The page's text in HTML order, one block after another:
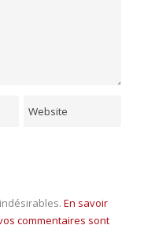
En savoir
commentaires sont